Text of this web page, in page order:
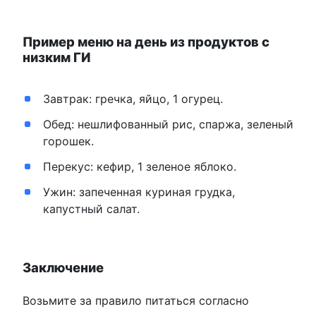
Пример меню на день из продуктов с
низким ГИ
Завтрак: гречка, яйцо, 1 огурец.
Обед: нешлифованный рис, спаржа, зеленый
горошек.
Перекус: кефир, 1 зеленое яблоко.
Ужин: запеченная куриная грудка,
капустный салат.
Заключение
Возьмите за правило питаться согласно